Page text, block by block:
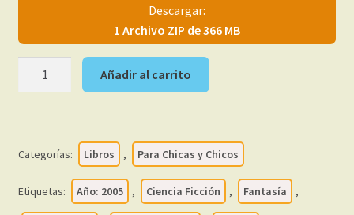
Descargar:
1 Archivo ZIP de 366 MB
NÁUFRAGOS
Español
Añadir al carrito
Categorías: Libros , Para Chicas y Chicos
Etiquetas: Año: 2005 , Ciencia Ficción , Fantasía ,